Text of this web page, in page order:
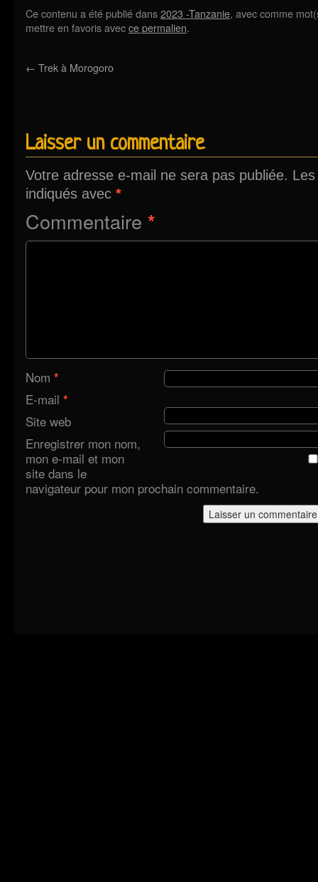
Ce contenu a été publié dans2023 -Tanzanie, avec comme
mettre en favoris avecce permalien.
← Trek à Morogoro
Laisser un commentaire
Votre adresse e-mail ne sera pas publiée.
indiqués avec *
Commentaire *
Nom *
E-mail *
Site web
Enregistrer mon nom,
mon e-mail et mon
site dans le
navigateur pour mon prochain commentaire.